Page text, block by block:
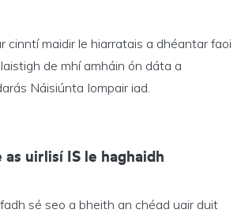
cinntí maidir le hiarratais a dhéantar faoi
de mhí amháin ón dáta a
Náisiúnta Iompair iad.
uirlisí IS le haghaidh
sé seo a bheith an chéad uair duit